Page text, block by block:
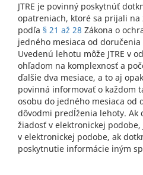
JTRE je povinný poskytnúť
opatreniach, ktoré sa prijali na
podľa § 21 až 28 Zákona o
jedného mesiaca od
Uvedenú lehotu môže JTRE v
ohľadom na komplexnosť a
ďalšie dva mesiace, a to aj
povinná informovať o každom
osobu do jedného mesiaca od
dôvodmi predĺženia lehoty. Ak
žiadosť v elektronickej podobe,
v elektronickej podobe, ak
poskytnutie informácie iným